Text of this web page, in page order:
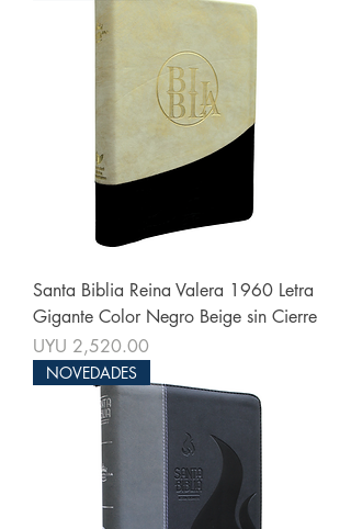
Santa Biblia Reina Valera 1960 Letra
Gigante Color Negro Beige sin Cierre
Price
UYU 2,520.00
NOVEDADES